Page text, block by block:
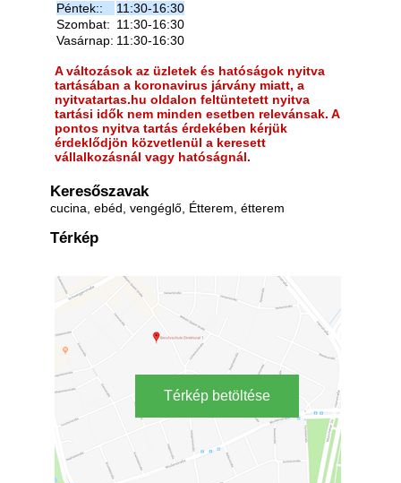
Péntek::
11:30-16:30
Szombat: 11:30-16:30
Vasárnap: 11:30-16:30
A változások az üzletek és hatóságok nyitva
tartásában a koronavirus járvány miatt, a
nyitvatartas.hu oldalon feltüntetett nyitva
tartási idők nem minden esetben relevánsak. A
pontos nyitva tartás érdekében kérjük
érdeklődjön közvetlenül a keresett
vállalkozásnál vagy hatóságnál.
Keresőszavak
cucina, ebéd, vengéglő, Étterem, étterem
Térkép
Térkép betöltése